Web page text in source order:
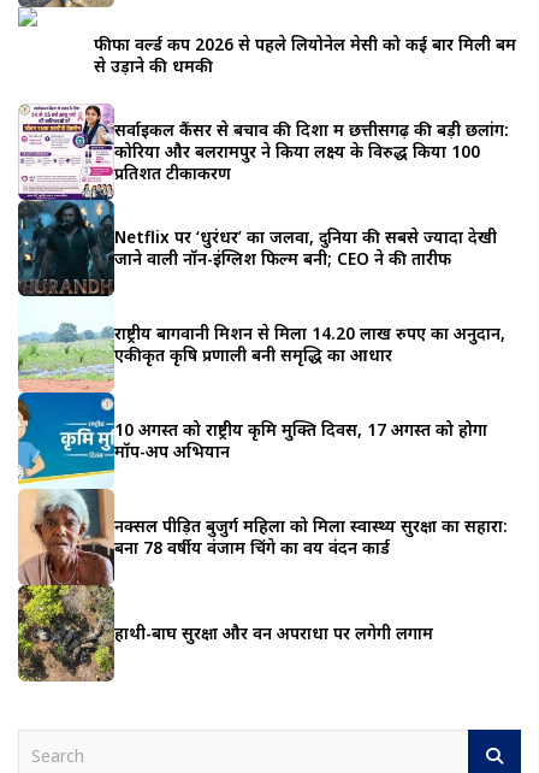
फीफा वर्ल्ड कप 2026 से पहले लियोनेल मेसी को कई बार मिली बम
से उड़ाने की धमकी
सर्वाइकल कैंसर से बचाव की दिशा में छत्तीसगढ़ की बड़ी छलांग:
कोरिया और बलरामपुर ने किया लक्ष्य के विरुद्ध किया 100
प्रतिशत टीकाकरण
Netflix पर ‘धुरंधर’ का जलवा, दुनिया की सबसे ज्यादा देखी
जाने वाली नॉन-इंग्लिश फिल्म बनी; CEO ने की तारीफ
राष्ट्रीय बागवानी मिशन से मिला 14.20 लाख रुपए का अनुदान,
एकीकृत कृषि प्रणाली बनी समृद्धि का आधार
10 अगस्त को राष्ट्रीय कृमि मुक्ति दिवस, 17 अगस्त को होगा
मॉप-अप अभियान
नक्सल पीड़ित बुजुर्ग महिला को मिला स्वास्थ्य सुरक्षा का सहारा:
बना 78 वर्षीय वंजाम चिंगे का वय वंदन कार्ड
हाथी-बाघ सुरक्षा और वन अपराधों पर लगेगी लगाम